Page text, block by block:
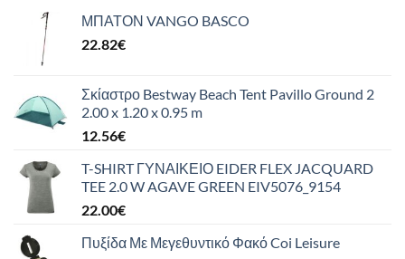
ΜΠΑΤΟΝ VANGO BASCO
22.82€
Σκίαστρο Bestway Beach Tent Pavillo Ground 2
2.00 x 1.20 x 0.95 m
12.56€
T-SHIRT ΓΥΝΑΙΚΕΙΟ EIDER FLEX JACQUARD
TEE 2.0 W AGAVE GREEN EIV5076_9154
22.00€
Πυξίδα Με Μεγεθυντικό Φακό Coi Leisure